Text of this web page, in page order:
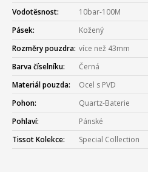
Vodotěsnost:
10bar-100M
Pásek:
Kožený
Rozměry pouzdra: více než 43mm
Barva číselníku:
Černá
Materiál pouzda:
Ocel s PVD
Pohon:
Quartz-Baterie
Pohlaví:
Pánské
Tissot Kolekce:
Special Collection